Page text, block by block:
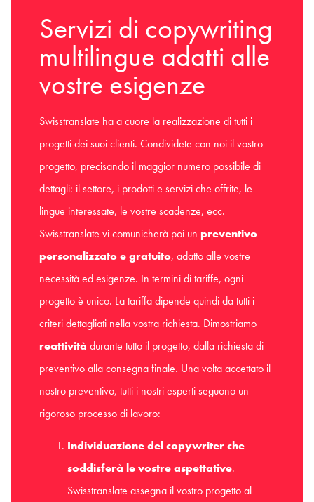
Servizi di copywriting
multilingue adatti alle
vostre esigenze
Swisstranslate ha a cuore la realizzazione di tutti i
progetti dei suoi clienti. Condividete con noi il vostro
progetto, precisando il maggior numero possibile di
dettagli: il settore, i prodotti e servizi che offrite, le
lingue interessate, le vostre scadenze, ecc.
Swisstranslate vi comunicherà poi un preventivo
personalizzato e gratuito, adatto alle vostre
necessità ed esigenze. In termini di tariffe, ogni
progetto è unico. La tariffa dipende quindi da tutti i
criteri dettagliati nella vostra richiesta. Dimostriamo
reattività durante tutto il progetto, dalla richiesta di
preventivo alla consegna finale. Una volta accettato il
nostro preventivo, tutti i nostri esperti seguono un
rigoroso processo di lavoro:
Individuazione del copywriter che
soddisferà le vostre aspettative.
Swisstranslate assegna il vostro progetto al